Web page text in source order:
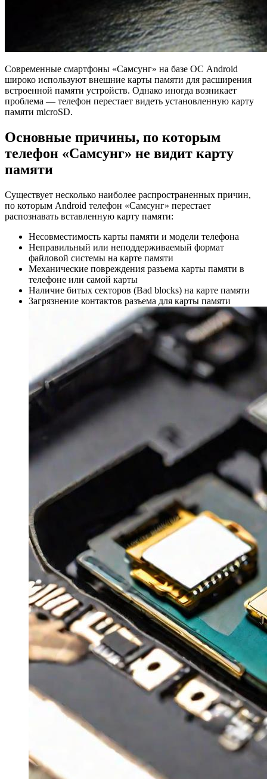
Современные смартфоны «Самсунг» на базе ОС Android
широко используют внешние карты памяти для расширения
встроенной памяти устройств. Однако иногда возникает
проблема — телефон перестает видеть установленную карту
памяти microSD.
Основные причины, по которым
телефон «Самсунг» не видит карту
памяти
Существует несколько наиболее распространенных причин,
по которым Android телефон «Самсунг» перестает
распознавать вставленную карту памяти:
Несовместимость карты памяти и модели телефона
Неправильный или неподдерживаемый формат
файловой системы на карте памяти
Механические повреждения разъема карты памяти в
телефоне или самой карты
Наличие битых секторов (Bad blocks) на карте памяти
Загрязнение контактов разъема для карты памяти